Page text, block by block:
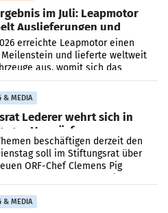
im Juli: Leapmotor
Auslieferungen und
die 100.000er-Marke
erreichte Leapmotor einen
und lieferte weltweit
aus, womit sich das
Juli 2025 mehr als
(+102
& MEDIA
Lederer wehrt sich in
Vorwürfe
beschäftigen derzeit den
soll im Stiftungsrat über
ORF-Chef Clemens Pig
& MEDIA